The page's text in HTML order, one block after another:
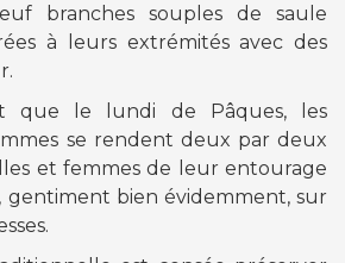
branches souples de saule
à leurs extrémités avec des
que le lundi de Pâques, les
se rendent deux par deux
et femmes de leur entourage
bien évidemment, sur